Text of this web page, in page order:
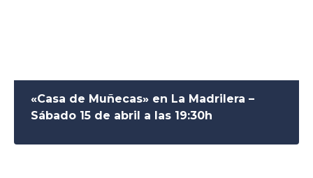
«Casa de Muñecas» en La Madrilera –
Sábado 15 de abril a las 19:30h